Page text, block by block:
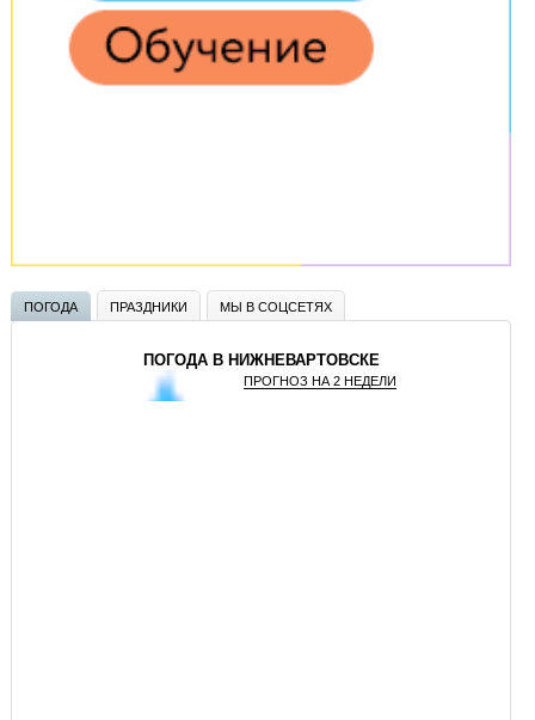
ПОГОДА ПРАЗДНИКИ МЫ В СОЦСЕТЯХ
ПОГОДА В НИЖНЕВАРТОВСКЕ
ПРОГНОЗ НА 2 НЕДЕЛИ